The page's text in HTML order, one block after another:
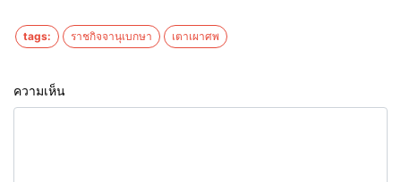
tags: ราชกิจจานุเบกษา เตาเผาศพ
ความเห็น